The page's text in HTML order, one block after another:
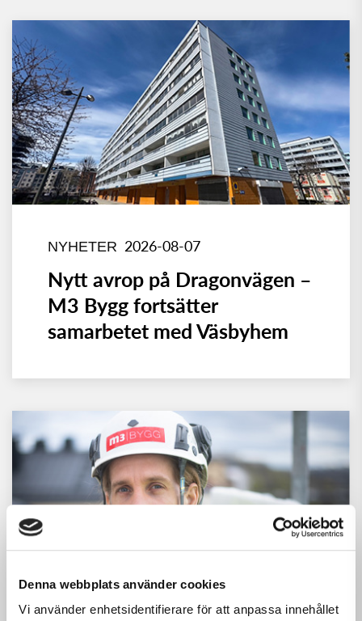
Denna webbplats använder cookies
Vi använder enhetsidentifierare för att anpassa innehållet
NYHETER 2026-08-07
Nytt avrop på Dragonvägen –
M3 Bygg fortsätter
samarbetet med Väsbyhem